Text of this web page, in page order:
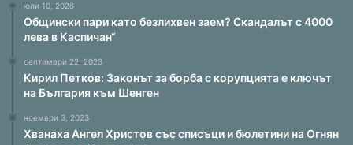
юли 10, 2026
Общински пари като безлихвен заем? Скандалът с 4000
лева в Каспичан“
септември 22, 2023
Кирил Петков: Законът за борба с корупцията е ключът
на България към Шенген
ноември 3, 2023
Хванаха Ангел Христов със списъци и бюлетини на Огнян